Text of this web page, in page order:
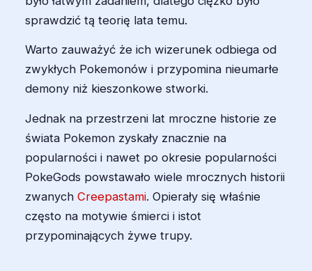
sprawdzić tą teorię lata temu.
Warto zauważyć że ich wizerunek odbiega od
zwykłych Pokemonów i przypomina nieumarłe
demony niż kieszonkowe stworki.
Jednak na przestrzeni lat mroczne historie ze
świata Pokemon zyskały znacznie na
popularności i nawet po okresie popularności
PokeGods powstawało wiele mrocznych historii
zwanych Creepastami. Opierały się właśnie
często na motywie śmierci i istot
przypominających żywe trupy.